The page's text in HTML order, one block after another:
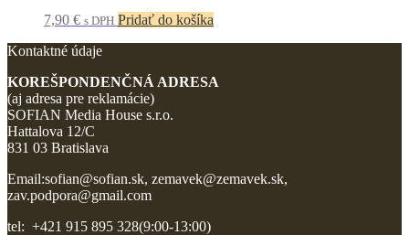
7,90 € s DPH Pridať do košíka
Kontaktné údaje
KOREŠPONDENČNÁ ADRESA
(aj adresa pre reklamácie)
SOFIAN Media House s.r.o.
Hattalova 12/C
831 03 Bratislava
Email:sofian@sofian.sk, zemavek@zemavek.sk,
zav.podpora@gmail.com
tel: +421 915 895 328(9:00-13:00)